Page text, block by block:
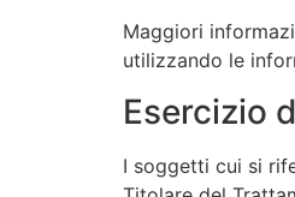
Maggiori
utilizzando le
Esercizio
I soggetti cui si